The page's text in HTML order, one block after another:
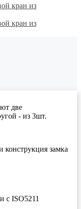
две
- из 3шт.
конструкция замка
с ISO5211